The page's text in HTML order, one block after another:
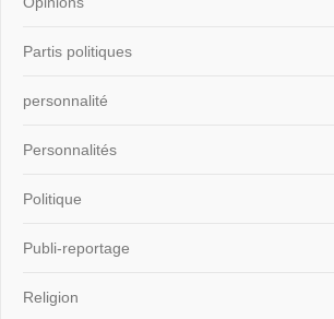
Partis politiques
personnalité
Personnalités
Politique
Publi-reportage
Religion